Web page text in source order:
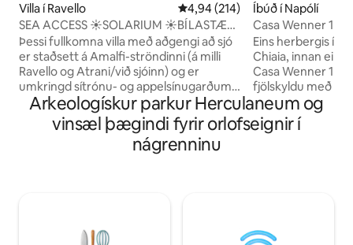
Villa í Ravello 4,94 af 5 í meðaleinkunn, 214
4,94 (214)
SEA ACCESS ☀️SOLARIUM ☀️BÍLASTÆÐI
☀️ RAVELLO SJÁVARSÍÐA
Þessi fullkomna villa með aðgengi að sjó
er staðsett á Amalfi-ströndinni (á milli
Ravello og Atrani/við sjóinn) og er
umkringd sítrónu- og appelsínugarðum,
með rúmgóðu sólbaði og beinum
aðgengi að sjónum. Það rúmar þrjá gesti.
Bílastæði eru í boði gegn aukagjaldi.
Leiguverðið inniheldur: rafmagn,
KM) Minori (2,5 km) Eyjan Capri (með
Íbúð í Napólí
Casa Wenner 1
Chiaia
Eins herbergis
Chiaia, innan
Casa Wenner 1
fjölskyldu með allt
sameinar það
grænan umhverfi
Vomero, til
Arkeologískur parkur Herculaneum og
vinsæl þægindi fyrir orlofseignir í
nágrenninu